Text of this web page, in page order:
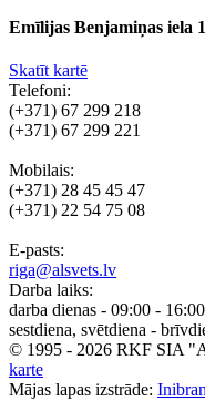
Emīlijas Benjamiņas iela
Skatīt kartē
Telefoni:
(+371) 67 299 218
(+371) 67 299 221
Mobilais:
(+371) 28 45 45 47
(+371) 22 54 75 08
E-pasts:
riga@alsvets.lv
Darba laiks:
darba dienas - 09:00 - 16:00
sestdiena, svētdiena -
© 1995 - 2026 RKF SIA
karte
Mājas lapas izstrāde: